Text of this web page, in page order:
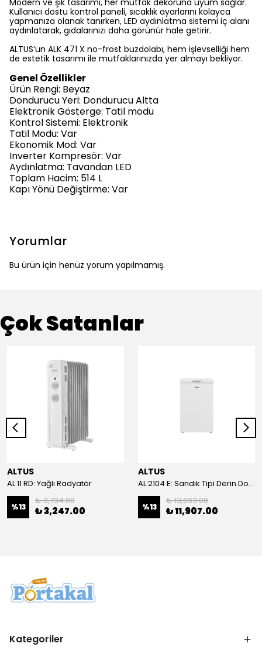
Modern ve şık tasarımı, her mutfak dekoruna uyum sağlar.
Kullanıcı dostu kontrol paneli, sıcaklık ayarlarını kolayca
yapmanıza olanak tanırken, LED aydınlatma sistemi iç alanı
aydınlatarak, gıdalarınızı daha görünür hale getirir.
ALTUS’un ALK 471 X no-frost buzdolabı, hem işlevselliği hem
de estetik tasarımı ile mutfaklarınızda yer almayı bekliyor.
Genel Özellikler
Ürün Rengi: Beyaz
Dondurucu Yeri: Dondurucu Altta
Elektronik Gösterge: Tatil modu
Kontrol Sistemi: Elektronik
Tatil Modu: Var
Ekonomik Mod: Var
Inverter Kompresör: Var
Aydınlatma: Tavandan LED
Toplam Hacim: 514 L
Kapı Yönü Değiştirme: Var
Yorumlar
Bu ürün için henüz yorum yapılmamış.
Çok Satanlar
ALTUS
AL 11 RD: Yağlı Radyatör
%13
₺ 3,734.00
₺ 3,247.00
ALTUS
AL 2104 E: Sandık Tipi Derin Dondurucu
%13
₺ 13,693.00
₺ 11,907.00
Kategoriler